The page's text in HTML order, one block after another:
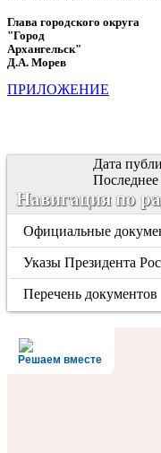
Глава городского округа
"Город
Архангельск"
Д.А. Морев
ПРИЛОЖЕНИЕ
Дата
Навигация по
Официальные
Указы Президента
Перечень документов
Решаем вместе